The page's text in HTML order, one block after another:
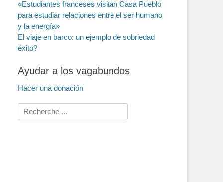
«Estudiantes franceses visitan Casa Pueblo
para estudiar relaciones entre el ser humano
y la energía»
El viaje en barco: un ejemplo de sobriedad
éxito?
Ayudar a los vagabundos
Hacer una donación
Buscar: